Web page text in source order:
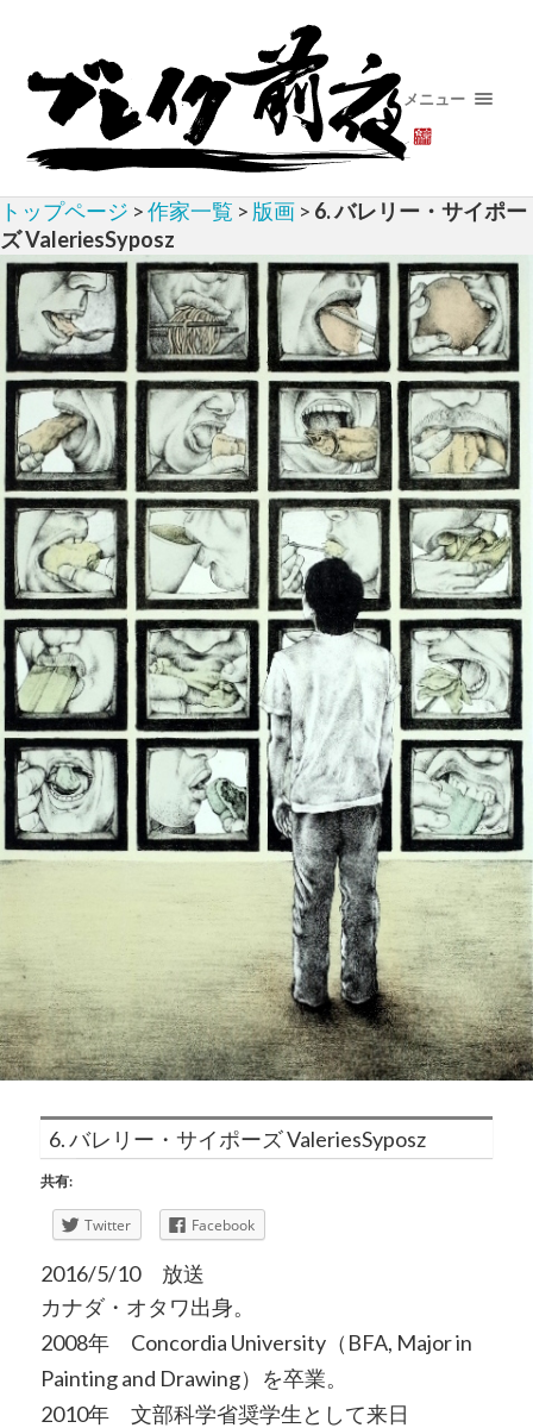
メニュー
トップページ >作家一覧 > 版画 > 6. バレリー・サイポー
ズ ValeriesSyposz
6. バレリー・サイポーズ ValeriesSyposz
共有:
Twitter Facebook
2016/5/10 放送
カナダ・オタワ出身。
2008年 Concordia University（BFA, Major in
Painting and Drawing）を卒業。
2010年 文部科学省奨学生として来日